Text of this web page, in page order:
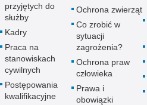
przyjętych do
służby
Kadry
Praca na
stanowiskach
cywilnych
Postępowania
kwalifikacyjne
Ochrona zwierząt
Co zrobić w
sytuacji
zagrożenia?
Ochrona praw
człowieka
Prawa i
obowiązki